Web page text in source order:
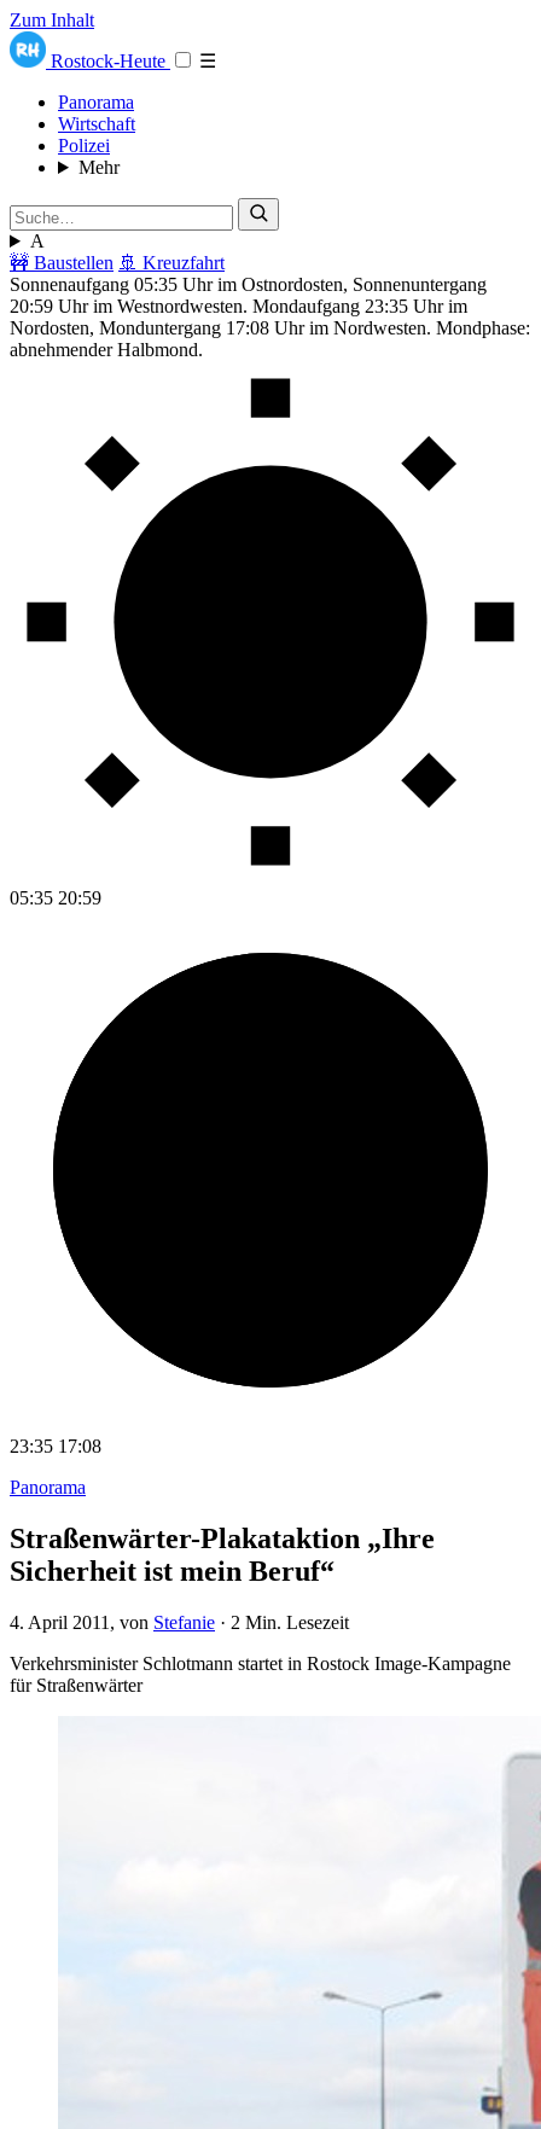
Zum Inhalt
Rostock-Heute
☰
Panorama
Wirtschaft
Polizei
Mehr
A
🚧 Baustellen 🚢 Kreuzfahrt
Sonnenaufgang 05:35 Uhr im Ostnordosten, Sonnenuntergang
20:59 Uhr im Westnordwesten. Mondaufgang 23:35 Uhr im
Nordosten, Monduntergang 17:08 Uhr im Nordwesten. Mondphase:
abnehmender Halbmond.
05:35 20:59
23:35 17:08
Panorama
Straßenwärter-Plakataktion „Ihre
Sicherheit ist mein Beruf“
4. April 2011 , von Stefanie · 2 Min. Lesezeit
Verkehrsminister Schlotmann startet in Rostock Image-Kampagne
für Straßenwärter